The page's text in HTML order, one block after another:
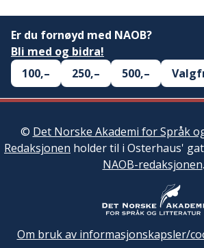
Er du fornøyd med NAOB?
Bli med og bidra!
100,–
250,– 500,–
© Det Norske Akademi for Språk
Redaksjonen holder til i Osterhaus'
NAOB-redaksjonen.
Om bruk av informasjonskapsler/